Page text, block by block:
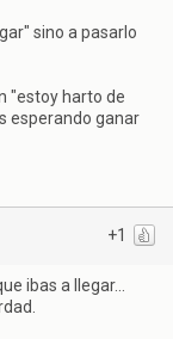
sino a pasarlo
"estoy harto de
esperando ganar
+1
ibas a llegar...